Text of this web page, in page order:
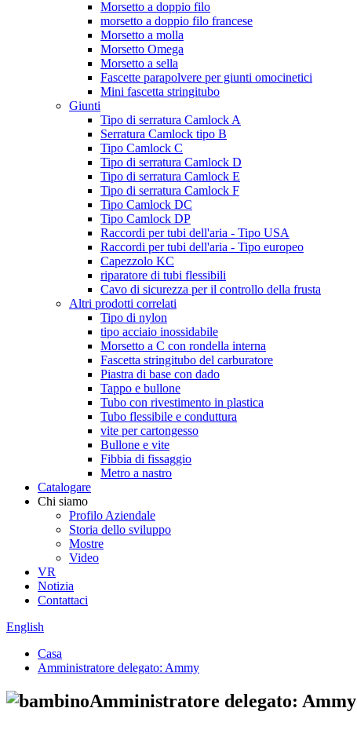
Morsetto a doppio filo
morsetto a doppio filo francese
Morsetto a molla
Morsetto Omega
Morsetto a sella
Fascette parapolvere per giunti omocinetici
Mini fascetta stringitubo
Giunti
Tipo di serratura Camlock A
Serratura Camlock tipo B
Tipo Camlock C
Tipo di serratura Camlock D
Tipo di serratura Camlock E
Tipo di serratura Camlock F
Tipo Camlock DC
Tipo Camlock DP
Raccordi per tubi dell'aria - Tipo USA
Raccordi per tubi dell'aria - Tipo europeo
Capezzolo KC
riparatore di tubi flessibili
Cavo di sicurezza per il controllo della frusta
Altri prodotti correlati
Tipo di nylon
tipo acciaio inossidabile
Morsetto a C con rondella interna
Fascetta stringitubo del carburatore
Piastra di base con dado
Tappo e bullone
Tubo con rivestimento in plastica
Tubo flessibile e conduttura
vite per cartongesso
Bullone e vite
Fibbia di fissaggio
Metro a nastro
Catalogare
Chi siamo
Profilo Aziendale
Storia dello sviluppo
Mostre
Video
VR
Notizia
Contattaci
English
Casa
Amministratore delegato: Ammy
Amministratore delegato: Ammy